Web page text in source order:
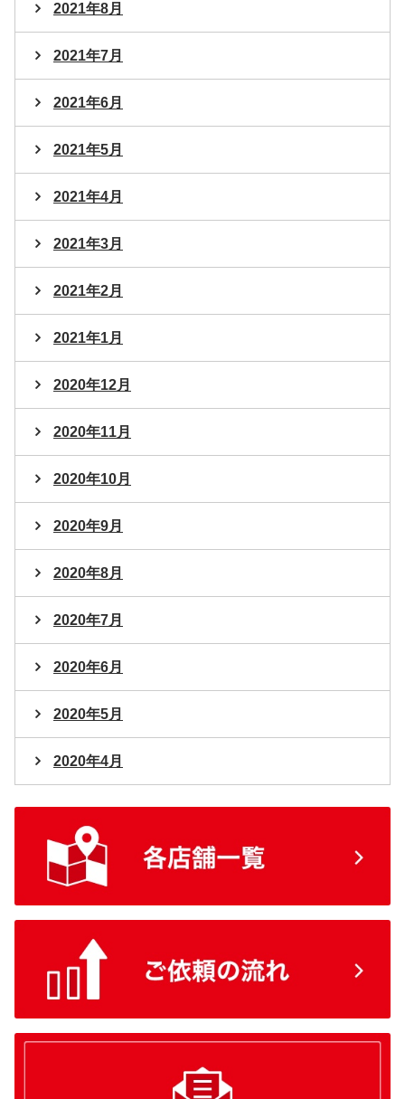
2021年8月
2021年7月
2021年6月
2021年5月
2021年4月
2021年3月
2021年2月
2021年1月
2020年12月
2020年11月
2020年10月
2020年9月
2020年8月
2020年7月
2020年6月
2020年5月
2020年4月